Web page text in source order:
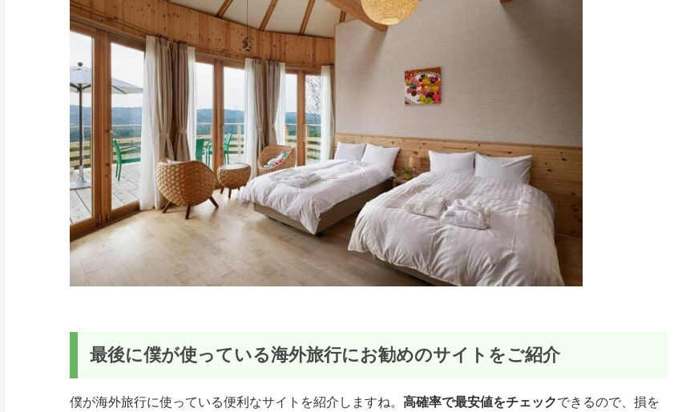
最後に僕が使っている海外旅行にお勧めのサイトをご紹介
僕が海外旅行に使っている便利なサイトを紹介しますね。 高確率で最安値をチェックできるので、損を